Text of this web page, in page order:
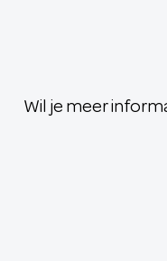
Wil je meer